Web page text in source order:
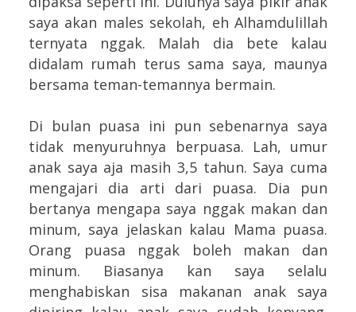
saya akan males sekolah, eh Alhamdulillah
ternyata nggak. Malah dia bete kalau
didalam rumah terus sama saya, maunya
bersama teman-temannya bermain.
Di bulan puasa ini pun sebenarnya saya
tidak menyuruhnya berpuasa. Lah, umur
anak saya aja masih 3,5 tahun. Saya cuma
mengajari dia arti dari puasa. Dia pun
bertanya mengapa saya nggak makan dan
minum, saya jelaskan kalau Mama puasa.
Orang puasa nggak boleh makan dan
minum. Biasanya kan saya selalu
menghabiskan sisa makanan anak saya